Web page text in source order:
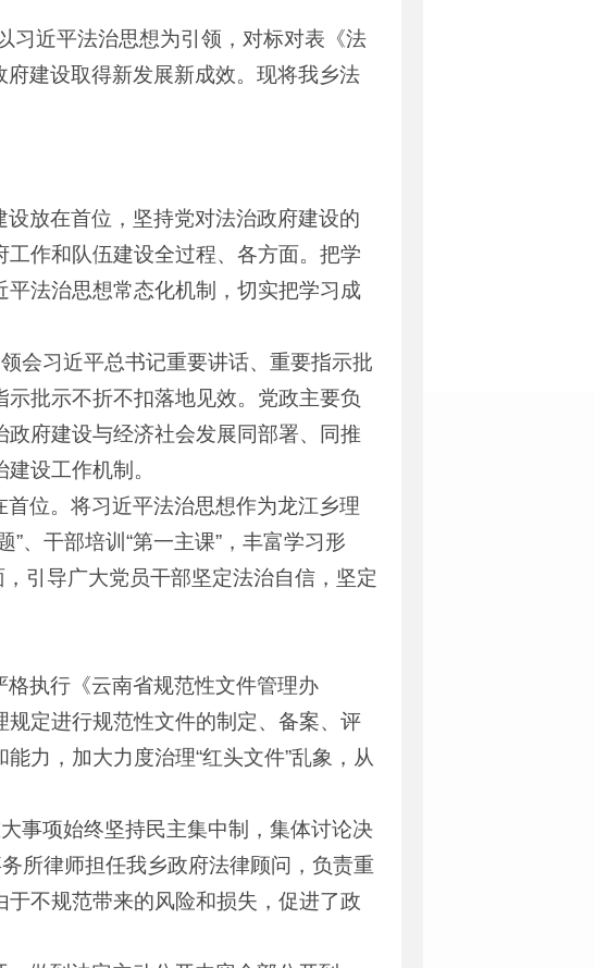
习近平法治思想为引领，对标对表《法
建设取得新发展新成效。现将我乡法
放在首位，坚持党对法治政府建设的
作和队伍建设全过程、各方面。把学
法治思想常态化机制，切实把学习成
会习近平总书记重要讲话、重要指示批
批示不折不扣落地见效。党政主要负
府建设与经济社会发展同部署、同推
设工作机制。
位。将习近平法治思想作为龙江乡理
、干部培训“第一主课”，丰富学习形
引导广大党员干部坚定法治自信，坚定
执行《云南省规范性文件管理办
定进行规范性文件的制定、备案、评
力，加大力度治理“红头文件”乱象，从
事项始终坚持民主集中制，集体讨论决
所律师担任我乡政府法律顾问，负责重
不规范带来的风险和损失，促进了政